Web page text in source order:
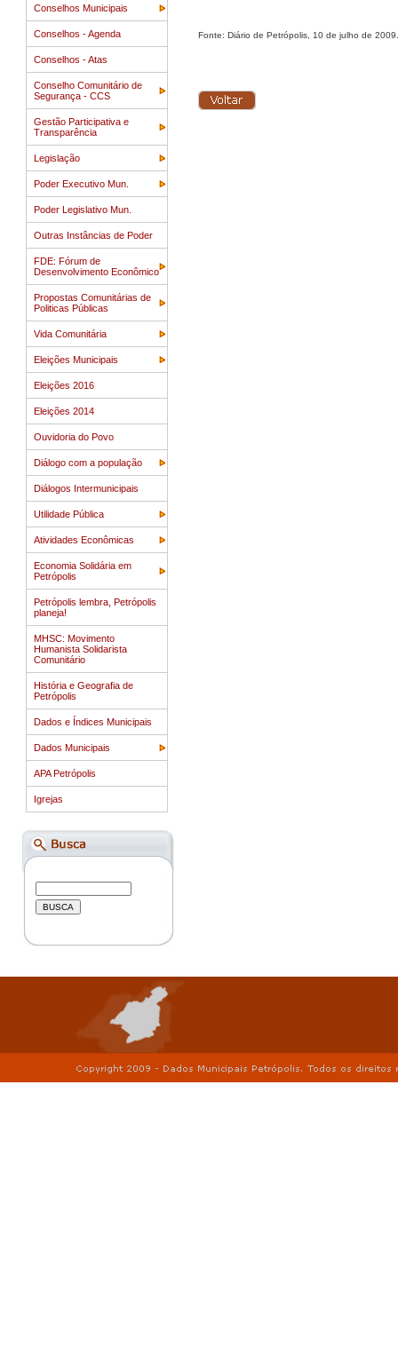
Conselhos Municipais
Conselhos - Agenda
Conselhos - Atas
Conselho Comunitário de
Segurança - CCS
Gestão Participativa e
Transparência
Legislação
Poder Executivo Mun.
Poder Legislativo Mun.
Outras Instâncias de Poder
FDE: Fórum de
Desenvolvimento Econômico
Propostas Comunitárias de
Politicas Públicas
Vida Comunitária
Eleições Municipais
Eleições 2016
Eleições 2014
Ouvidoria do Povo
Diálogo com a população
Diálogos Intermunicipais
Utilidade Pública
Atividades Econômicas
Economia Solidária em
Petrópolis
Petrópolis lembra, Petrópolis
planeja!
MHSC: Movimento
Humanista Solidarista
Comunitário
História e Geografia de
Petrópolis
Dados e Índices Municipais
Dados Municipais
APA Petrópolis
Igrejas
Fonte: Diário de Petrópolis, 10 de julho de 2009.